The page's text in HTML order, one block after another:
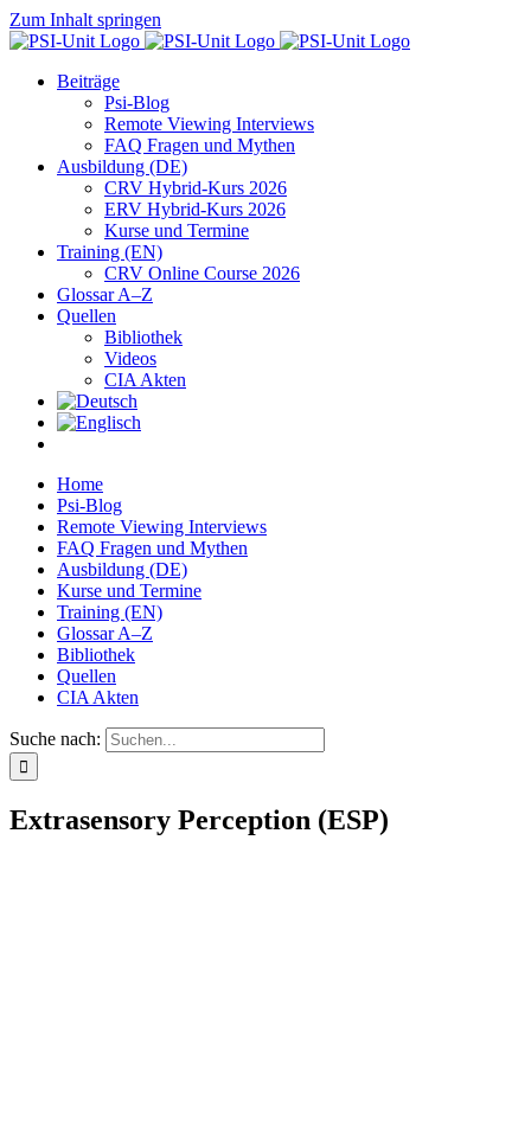
Zum Inhalt springen
Beiträge
Psi-Blog
Remote Viewing Interviews
FAQ Fragen und Mythen
Ausbildung (DE)
CRV Hybrid-Kurs 2026
ERV Hybrid-Kurs 2026
Kurse und Termine
Training (EN)
CRV Online Course 2026
Glossar A–Z
Quellen
Bibliothek
Videos
CIA Akten
Home
Psi-Blog
Remote Viewing Interviews
FAQ Fragen und Mythen
Ausbildung (DE)
Kurse und Termine
Training (EN)
Glossar A–Z
Bibliothek
Quellen
CIA Akten
Suche nach:
Extrasensory Perception (ESP)